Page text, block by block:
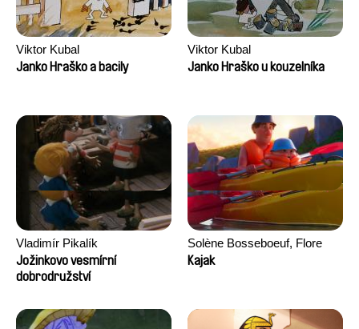
Viktor Kubal
Janko Hraško a bacily
Viktor Kubal
Janko Hraško u kouzelníka
Vladimír Pikalík
Jožinkovo vesmírní
dobrodružství
Solène Bosseboeuf, Flore
Dechorgnat, Tiphaine Klein,
Kajak